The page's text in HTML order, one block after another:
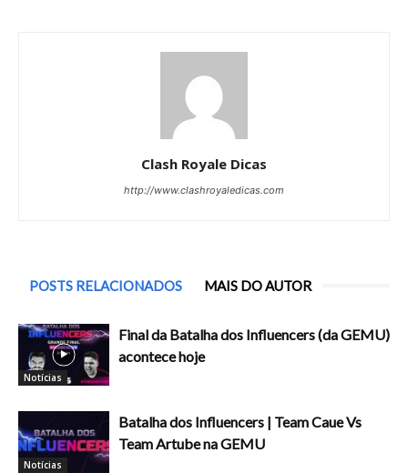
Clash Royale Dicas
http://www.clashroyaledicas.com
POSTS RELACIONADOS MAIS DO AUTOR
Notícias
Final da Batalha dos Influencers (da GEMU)
acontece hoje
Notícias
Batalha dos Influencers | Team Caue Vs
Team Artube na GEMU